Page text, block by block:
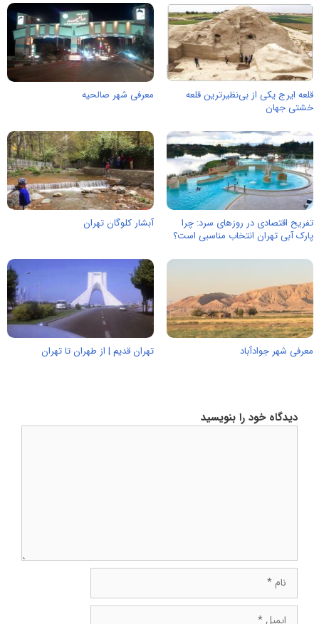
قلعه ایرج یکی از بی‌نظیرترین قلعه
خشتی جهان
معرفی شهر صالحیه
تفریح اقتصادی در روزهای سرد: چرا
پارک آبی تهران انتخاب مناسبی است؟
آبشار کلوگان تهران
معرفی شهر جوادآباد تهران قدیم | از طهران تا تهران
دیدگاه خود را بنویسید
ایمیل